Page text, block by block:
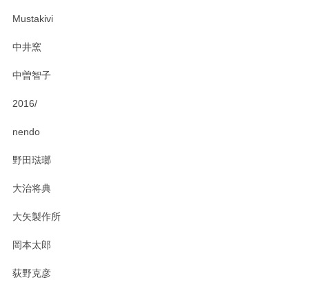
Mustakivi
中井窯
中曽智子
2016/
nendo
野田琺瑯
大治将典
大矢製作所
岡本太郎
荻野克彦